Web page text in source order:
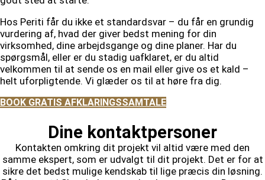
Hos Periti får du ikke et standardsvar – du får en grundig
vurdering af, hvad der giver bedst mening for din
virksomhed, dine arbejdsgange og dine planer. Har du
spørgsmål, eller er du stadig uafklaret, er du altid
velkommen til at sende os en mail eller give os et kald –
helt uforpligtende. Vi glæder os til at høre fra dig.
BOOK GRATIS AFKLARINGSSAMTALE
Dine kontaktpersoner
Kontakten omkring dit projekt vil altid være med den
samme ekspert, som er udvalgt til dit projekt. Det er for at
sikre det bedst mulige kendskab til lige præcis din løsning.